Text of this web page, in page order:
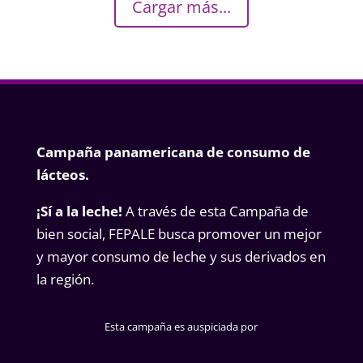
Cargar más...
Campaña panamericana de consumo de
lácteos.
¡Sí a la leche! A través de esta Campaña de
bien social, FEPALE busca promover un mejor
y mayor consumo de leche y sus derivados en
la región.
Esta campaña es auspiciada por